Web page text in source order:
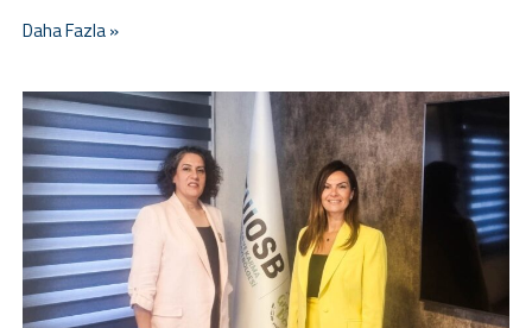
Daha Fazla »